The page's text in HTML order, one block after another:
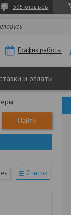
395 отзывов
График работы
и оплаты
Найти
Список